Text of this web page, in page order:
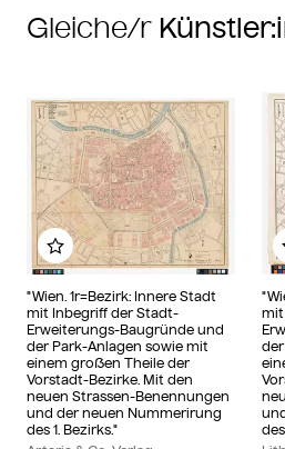
Gleiche/r
"Wien. 1r=Bezirk: Innere Stadt
mit Inbegriff der Stadt-
Erweiterungs-Baugründe und
der Park-Anlagen sowie mit
einem großen Theile der
Vorstadt-Bezirke. Mit den
neuen Strassen-Benennungen
und der neuen Nummerirung
des 1. Bezirks."
Zu meinem Album
mit